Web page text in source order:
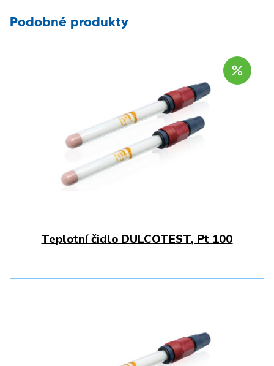
Podobné produkty
Teplotní čidlo DULCOTEST, Pt 100